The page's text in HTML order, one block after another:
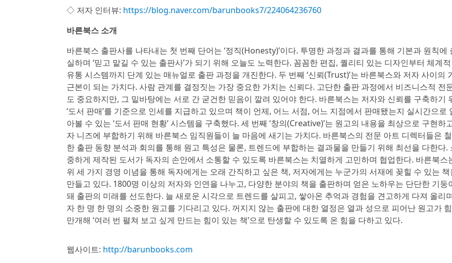
◇ 저자 인터뷰: https://blog.naver.com/barunbooks7/224064236760
바른북스 소개
바른북스 출판사를 나타내는 첫 번째 단어는 ‘정직(Honesty)’이다. 투명한 과정과 결과를 통해 기본과 원칙에
실하며 ‘믿고 맡길 수 있는 출판사’가 되기 위해 오늘도 노력한다. 꼼꼼한 편집, 퀄리티 있는 디자인부터 체계
유통 시스템까지 단계 있는 매뉴얼로 출판 과정을 개진한다. 두 번째 ‘신뢰(Trust)’는 바른북스와 저자 사이의
근본이 되는 가치다. 사람 관계를 결정짓는 가장 중요한 가치는 신뢰다. 고단한 출판 과정에서 비즈니스적 전
도 중요하지만, 그 밑바탕에는 서로 간 굳건한 믿음이 깔려 있어야 한다. 바른북스는 저자와 신뢰를 구축하기
‘도서 판매’를 기준으로 인세를 지급하고 있으며 책이 언제, 어느 서점, 어느 지점에서 판매됐는지 실시간으로
아볼 수 있는 ‘도서 판매 현황’ 시스템을 구축했다. 세 번째 ‘창의(Creative)’는 원고의 내용을 최상으로 구현하
자 니즈에 부합하기 위해 바른북스 임직원들이 늘 마음에 새기는 가치다. 바른북스의 전문 아트 디렉터들은
한 출판 동향 분석과 회의를 통해 원고 특성은 물론, 트렌드에 부합하는 결과물을 만들기 위해 최선을 다한다.
중하게 제작된 도서가 독자의 손안에서 소통할 수 있도록 바른북스는 치열하게 고민하며 협업한다. 바른북스
위 세 가지 경영 이념을 통해 독자에게는 오래 간직하고 싶은 책, 저자에게는 누군가의 서재에 꽂힐 수 있는 책
만들고 있다. 1800명 이상의 저자와 인연을 나누고, 다양한 분야의 책을 출판하며 얻은 노하우는 단단한 기둥
돼 출판의 미래를 선도한다. 늘 새로운 시각으로 트렌드를 살피고, 쌓아온 추억과 경험을 견고하게 다져 올리
자 한 명 한 명의 소중한 원고를 기다리고 있다. 꺼지지 않는 출판에 대한 열정은 열과 성으로 피어난 원고가
만개해 ‘여러 번 펼쳐 보고 싶게 만드는 힘이 있는 책’으로 탄생할 수 있도록 온 힘을 다하고 있다.
웹사이트: http://barunbooks.com